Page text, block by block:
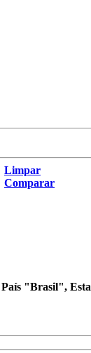
Limpar
Comparar
"Brasil",